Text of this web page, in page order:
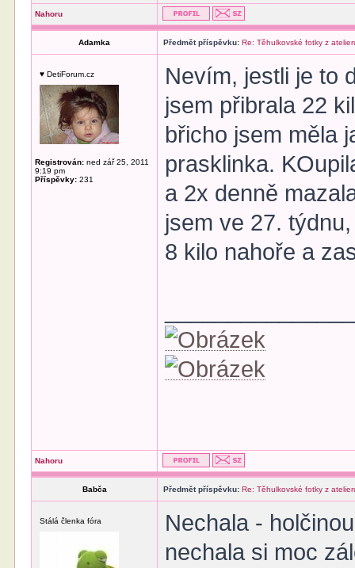
Nahoru
Adamka Předmět příspěvku: Re: Těhulkovské fotky z
♥ DetiForum.cz
Registrován: ned zář 25, 2011
9:19 pm
Příspěvky: 231
Nevím, jestli je to
jsem přibrala 22
břicho jsem měla
prasklinka.
a 2x denně
jsem ve 27.
8 kilo nahoře a
Nahoru
Babča Předmět příspěvku: Re: Těhulkovské fotky z
Stálá členka fóra
Nechala -
nechala si moc